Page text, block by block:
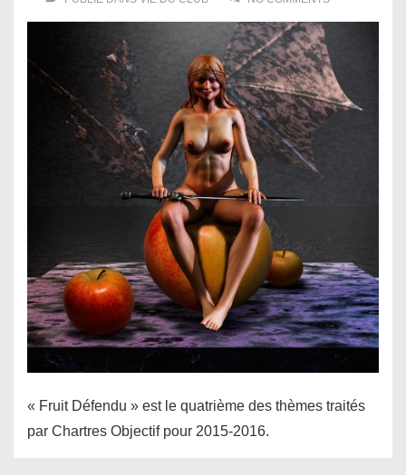
« Fruit Défendu » est le quatrième des thèmes traités
par Chartres Objectif pour 2015-2016.